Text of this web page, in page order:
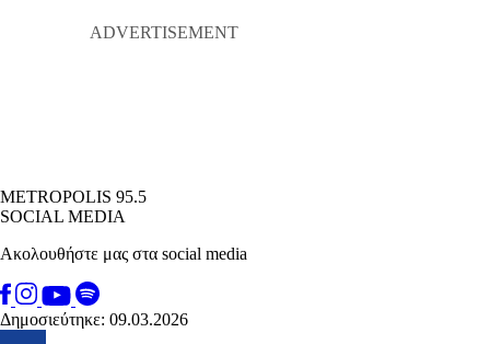
METROPOLIS 95.5
SOCIAL MEDIA
Ακολουθήστε μας στα social media
Δημοσιεύτηκε: 09.03.2026